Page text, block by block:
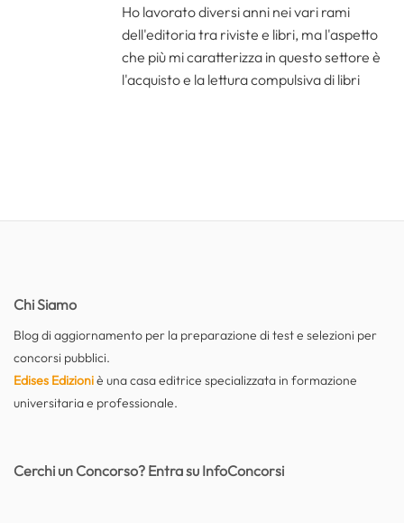
Ho lavorato diversi anni nei vari rami
dell'editoria tra riviste e libri, ma l'aspetto
che più mi caratterizza in questo settore è
l'acquisto e la lettura compulsiva di libri
Chi Siamo
Blog di aggiornamento per la preparazione di test e selezioni per
concorsi pubblici.
Edises Edizioniè una casa editrice specializzata in formazione
universitaria e professionale.
Cerchi un Concorso? Entra su InfoConcorsi